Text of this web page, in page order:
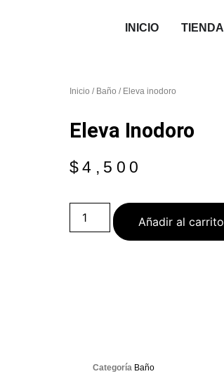
INICIO TIENDA
Inicio / Baño / Eleva inodoro
Eleva Inodoro
$4,500
Añadir al carrito
Categoría Baño